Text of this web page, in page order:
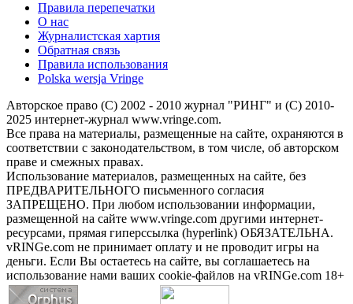
Правила перепечатки
О нас
Журналистская хартия
Обратная связь
Правила использования
Polska wersja Vringe
Авторское право (С) 2002 - 2010 журнал "РИНГ" и (С) 2010-
2025 интернет-журнал www.vringe.com.
Все права на материалы, размещенные на сайте, охраняются в
соответствии с законодательством, в том числе, об авторском
праве и смежных правах.
Использование материалов, размещенных на сайте, без
ПРЕДВАРИТЕЛЬНОГО письменного согласия
ЗАПРЕЩЕНО. При любом использовании информации,
размещенной на сайте www.vringe.com другими интернет-
ресурсами, прямая гиперссылка (hyperlink) ОБЯЗАТЕЛЬНА.
vRINGe.com не принимает оплату и не проводит игры на
деньги. Если Вы остаетесь на сайте, вы соглашаетесь на
использование нами ваших cookie-файлов на vRINGe.com 18+